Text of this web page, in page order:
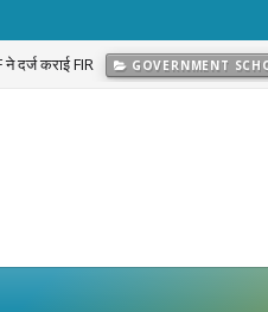
दर्ज कराई FIR GOVERNMENT
करीब 2 करोड़ रुपये मूल्य के सोने के आभूषण